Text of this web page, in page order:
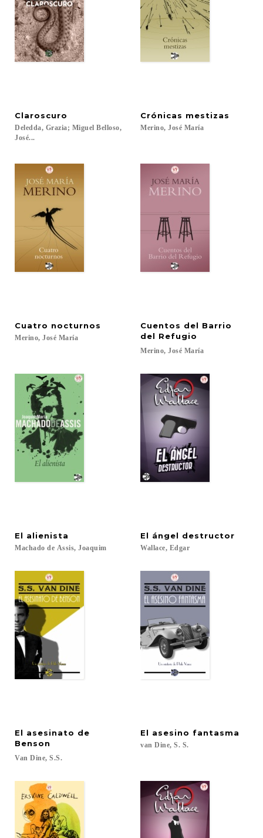
Claroscuro
Deledda, Grazia; Miguel Belloso,
José...
Crónicas mestizas
Merino, José María
Cuatro nocturnos
Merino, José María
Cuentos del Barrio
del Refugio
Merino, José María
El alienista
Machado de Assis, Joaquim
El ángel destructor
Wallace, Edgar
El asesinato de
Benson
Van Dine, S.S.
El asesino fantasma
van Dine, S. S.